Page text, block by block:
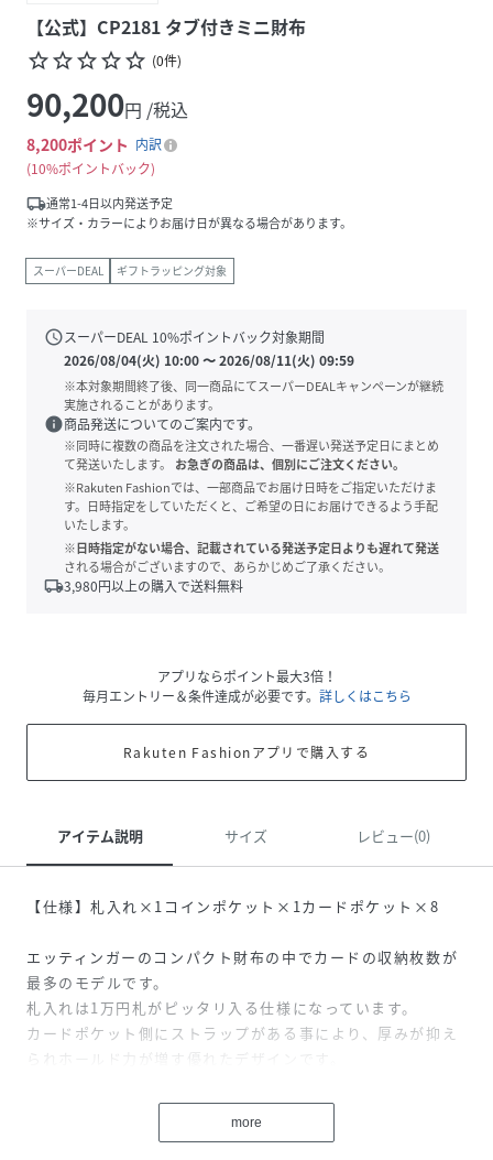
【公式】CP2181 タブ付きミニ財布
star_borderstar_borderstar_borderstar_borderstar_border (0件)
90,200円 /税込
8,200ポイント 内訳
10%ポイントバック
local_shipping通常1-4日以内発送予定
※サイズ・カラーによりお届け日が異なる場合があります。
スーパーDEAL ギフトラッピング対象
scheduleスーパーDEAL 10%ポイントバック対象期間
2026/08/04(火) 10:00〜2026/08/11(火) 09:59
※本対象期間終了後、同一商品にてスーパーDEALキャンペーンが継続
実施されることがあります。
info商品発送についてのご案内です。
※同時に複数の商品を注文された場合、一番遅い発送予定日にまとめ
て発送いたします。
お急ぎの商品は、個別にご注文ください。
※Rakuten Fashionでは、一部商品でお届け日時をご指定いただけま
す。日時指定をしていただくと、ご希望の日にお届けできるよう手配
いたします。
※日時指定がない場合、記載されている発送予定日よりも遅れて発送
される場合がございますので、あらかじめご了承ください。
local_shipping3,980円以上の購入で送料無料
アプリならポイント最大3倍！
毎月エントリー＆条件達成が必要です。 詳しくはこちら
Rakuten Fashionアプリで購入する
アイテム説明 サイズ レビュー(0)
【仕様】札入れ×1コインポケット×1カードポケット×8
エッティンガーのコンパクト財布の中でカードの収納枚数が
最多のモデルです。
札入れは1万円札がピッタリ入る仕様になっています。
カードポケット側にストラップがある事により、厚みが抑え
られホールド力が増す優れたデザインです。
の生地を使用しています。
ゴートレザー(山羊革）を使用しており上品な光沢と光をかざ
more